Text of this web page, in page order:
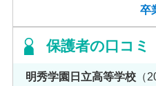
卒
保護者の口コミ
明秀学園日立高等学校 （